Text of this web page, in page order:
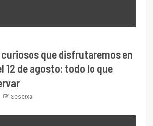
curiosos que disfrutaremos en
12 de agosto: todo lo que
Seseixa